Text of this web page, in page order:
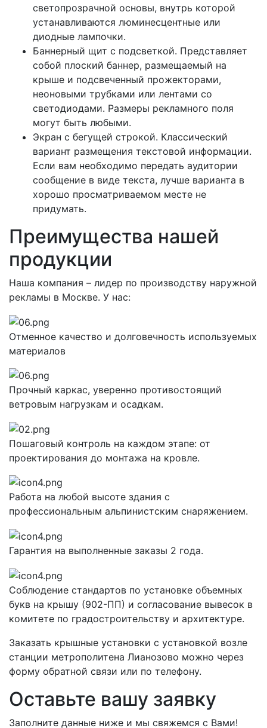
светопрозрачной основы, внутрь которой
устанавливаются люминесцентные или
диодные лампочки.
Баннерный щит с подсветкой. Представляет
собой плоский баннер, размещаемый на
крыше и подсвеченный прожекторами,
неоновыми трубками или лентами со
светодиодами. Размеры рекламного поля
могут быть любыми.
Экран с бегущей строкой. Классический
вариант размещения текстовой информации.
Если вам необходимо передать аудитории
сообщение в виде текста, лучше варианта в
хорошо просматриваемом месте не
придумать.
Преимущества нашей
продукции
Наша компания – лидер по производству наружной
рекламы в Москве. У нас:
Отменное качество и долговечность используемых
материалов
Прочный каркас, уверенно противостоящий
ветровым нагрузкам и осадкам.
Пошаговый контроль на каждом этапе: от
проектирования до монтажа на кровле.
Работа на любой высоте здания с
профессиональным альпинистским снаряжением.
Гарантия на выполненные заказы 2 года.
Соблюдение стандартов по установке объемных
букв на крышу (902-ПП) и согласование вывесок в
комитете по градостроительству и архитектуре.
Заказать крышные установки с установкой возле
станции метрополитена Лианозово можно через
форму обратной связи или по телефону.
Оставьте вашу заявку
Заполните данные ниже и мы свяжемся с Вами!